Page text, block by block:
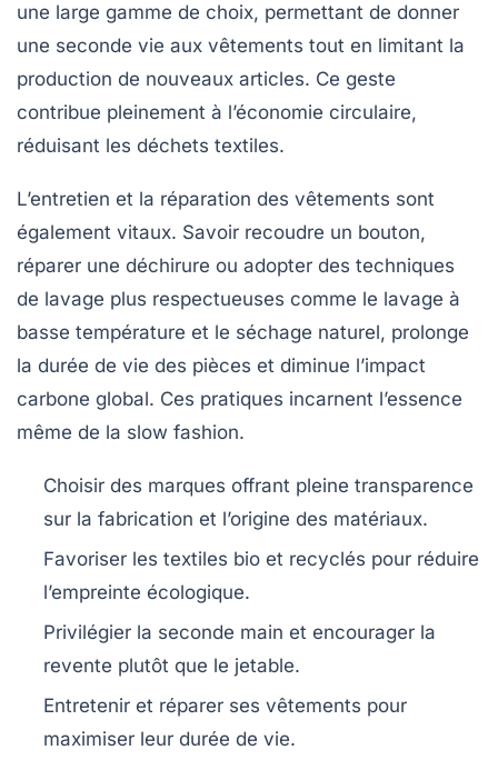
une large gamme de choix, permettant de donner
une seconde vie aux vêtements tout en limitant la
production de nouveaux articles. Ce geste
contribue pleinement à l’économie circulaire,
réduisant les déchets textiles.
L’entretien et la réparation des vêtements sont
également vitaux. Savoir recoudre un bouton,
réparer une déchirure ou adopter des techniques
de lavage plus respectueuses comme le lavage à
basse température et le séchage naturel, prolonge
la durée de vie des pièces et diminue l’impact
carbone global. Ces pratiques incarnent l’essence
même de la slow fashion.
Choisir des marques offrant pleine transparence
sur la fabrication et l’origine des matériaux.
Favoriser les textiles bio et recyclés pour réduire
l’empreinte écologique.
Privilégier la seconde main et encourager la
revente plutôt que le jetable.
Entretenir et réparer ses vêtements pour
maximiser leur durée de vie.